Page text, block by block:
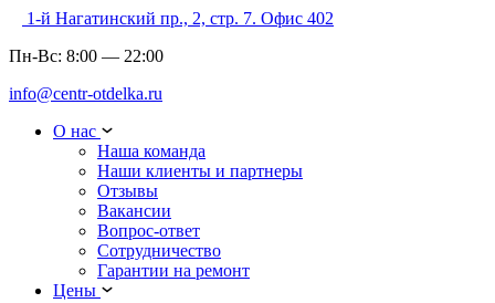
1-й Нагатинский пр., 2, стр. 7. Офис 402
Пн-Вс: 8:00 — 22:00
info@centr-otdelka.ru
О нас
Наша команда
Наши клиенты и партнеры
Отзывы
Вакансии
Вопрос-ответ
Сотрудничество
Гарантии на ремонт
Цены